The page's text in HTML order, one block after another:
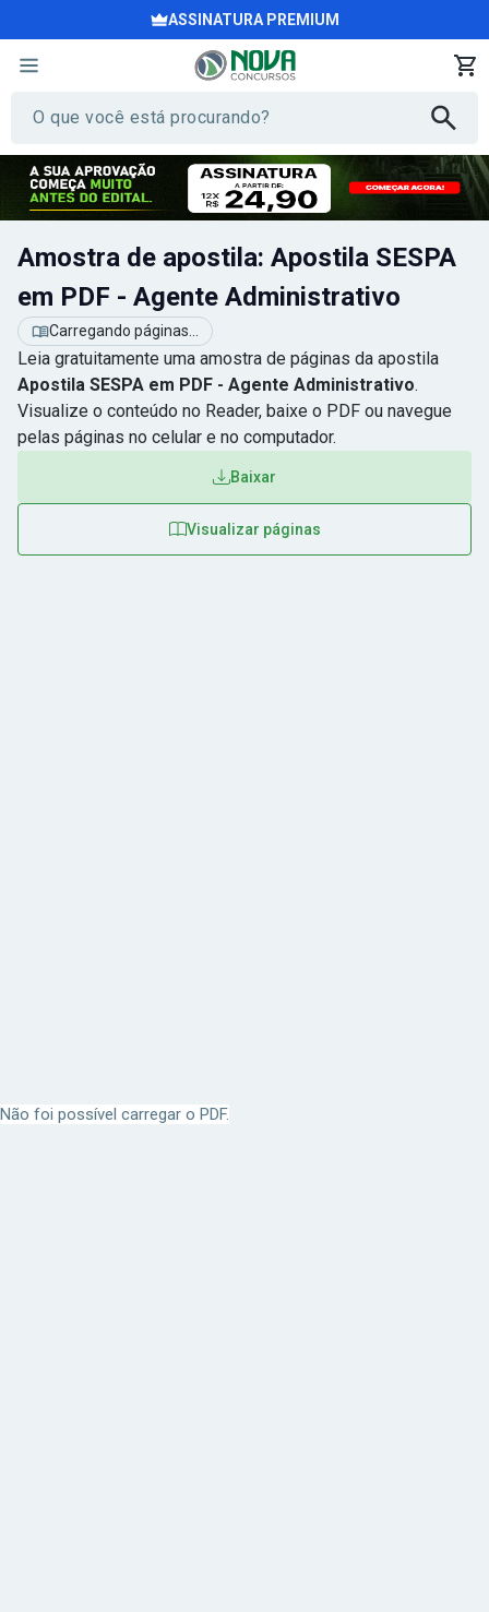
ASSINATURA PREMIUM
Amostra de apostila: Apostila SESPA
em PDF - Agente Administrativo
Carregando páginas...
Leia gratuitamente uma amostra de páginas da apostila
Apostila SESPA em PDF - Agente Administrativo.
Visualize o conteúdo no Reader, baixe o PDF ou navegue
pelas páginas no celular e no computador.
Baixar
Visualizar páginas
Não foi possível carregar o PDF.